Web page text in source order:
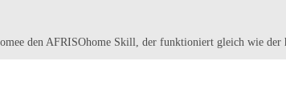
den AFRISOhome Skill, der funktioniert gleich wie der